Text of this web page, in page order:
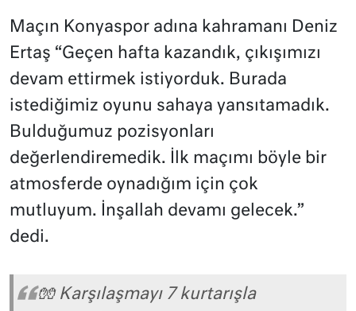
Maçın Konyaspor adına kahramanı Deniz
Ertaş “Geçen hafta kazandık, çıkışımızı
devam ettirmek istiyorduk. Burada
istediğimiz oyunu sahaya yansıtamadık.
Bulduğumuz pozisyonları
değerlendiremedik. İlk maçımı böyle bir
atmosferde oynadığım için çok
mutluyum. İnşallah devamı gelecek.”
dedi.
🧤 Karşılaşmayı 7 kurtarışla